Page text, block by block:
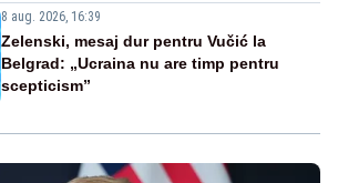
8 aug. 2026, 16:39
Zelenski, mesaj dur pentru Vučić la
Belgrad: „Ucraina nu are timp pentru
scepticism”